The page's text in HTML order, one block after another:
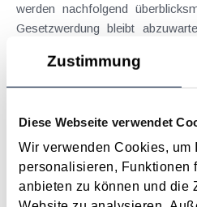
Zustimmung
Diese Webseite verwendet
Wir verwenden Cookies, um
personalisieren, Funktionen
anbieten zu können und die
werden nachfolgend
Gesetzwerdung bleibt abzuwarten. Verschärfungen
Ferialjob gefunden - Vorsicht bei Steuern,
Mai 2025
Da Ferialjobs insbesondere in